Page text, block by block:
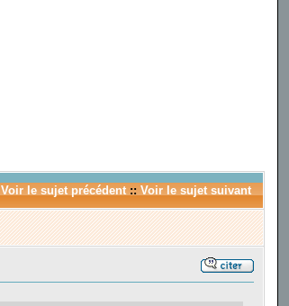
Voir le sujet précédent:: Voir le sujet suivant